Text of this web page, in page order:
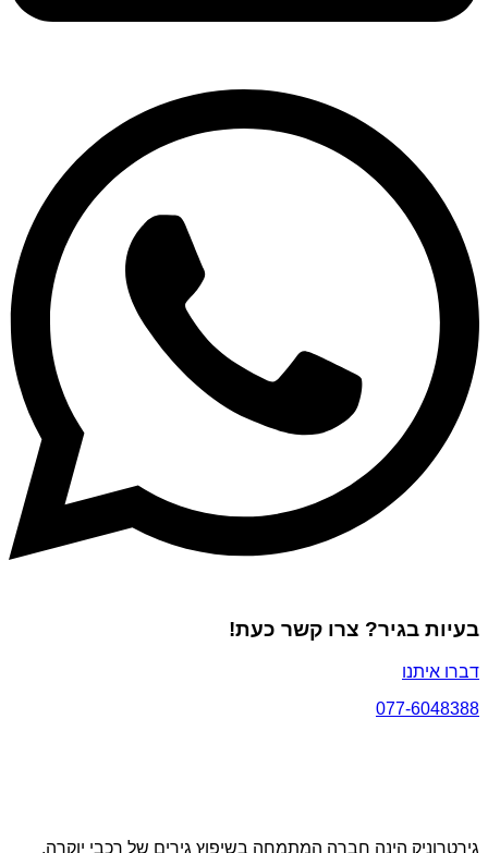
בעיות בגיר? צרו קשר כעת!
דברו איתנו
077-6048388
גירטרוניק הינה חברה המתמחה בשיפוץ גירים של רכבי יוקרה,